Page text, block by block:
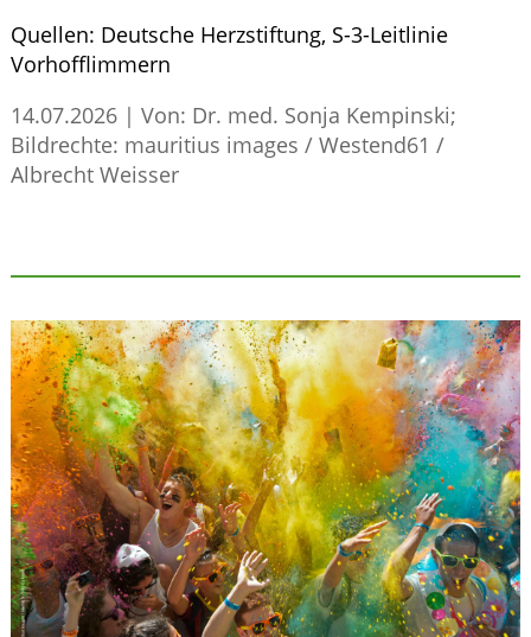
Quellen: Deutsche Herzstiftung, S-3-Leitlinie
Vorhofflimmern
14.07.2026 | Von: Dr. med. Sonja Kempinski;
Bildrechte: mauritius images / Westend61 /
Albrecht Weisser